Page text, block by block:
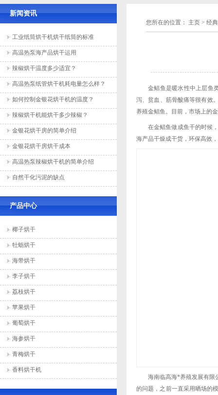
新闻资讯
工业纸筒烘干机烘干纸筒的标准
高温热泵海产品烘干运用
辣椒烘干温度多少适宜？
高温热泵纸管烘干机耗电量怎么样？
如何控制金银花烘干机的温度？
辣椒烘干机能烘干多少辣椒？
金银花烘干房的简单介绍
金银花烘干房烘干成本
高温热泵辣椒烘干机的简单介绍
自然干化污泥的缺点
产品中心
椰子烘干
牡蛎烘干
海带烘干
李子烘干
荔枝烘干
苹果烘干
葡萄烘干
海参烘干
青梅烘干
香料烘干机
您所在的位置： 主页 > 经
金鲳鱼是暖水性中上层鱼
泻、贫血、筋骨酸痛等很有效
养殖金鲳鱼。目前，市场上的
在金鲳鱼做成鱼干的时候
海产品干燥成干货，环保高效
海南临高海*养殖发展有限
的问题，之前一直采用晒场的